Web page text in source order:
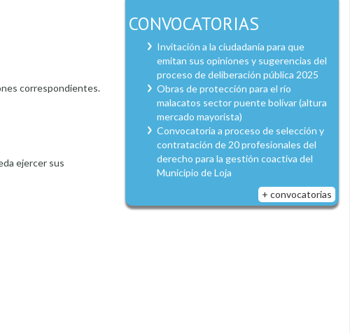
correspondientes.
ejercer sus
CONVOCATORIAS
Invitación a la ciudadanía para que
emitan sus opiniones y sugerencias del
proceso de deliberación pública 2025
Obras de protección para el río
malacatos sector puente bolívar (altura
mercado mayorista)
Convocatoria a proceso de selección y
contratación de 20 profesionales del
derecho para la gestión coactiva del
Municipio de Loja
+ convocatorias